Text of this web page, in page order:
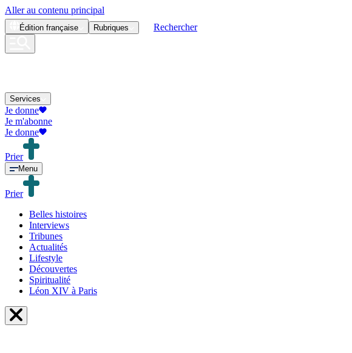
Aller au contenu principal
Édition française Rubriques Rechercher
Services
Je donne
Je m'abonne
Je donne
Prier
Menu
Prier
Belles histoires
Interviews
Tribunes
Actualités
Lifestyle
Découvertes
Spiritualité
Léon XIV à Paris